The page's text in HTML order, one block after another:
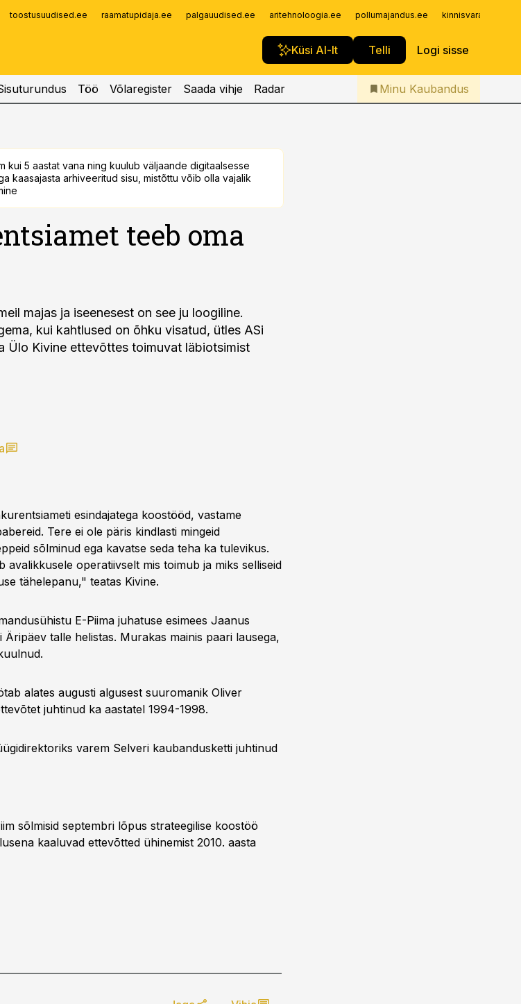
toostusuudised.ee raamatupidaja.ee palgauudised.ee aritehnoloogia.ee pollumajandus.ee
Küsi AI-lt Telli Logi sisse
Iseteenindus
Telli Kaubandus
Töö Võlaregister Saada vihje Radar Minu Kaubandus
kui 5 aastat vana ning kuulub väljaande digitaalsesse
kaasajasta arhiveeritud sisu, mistõttu võib olla vajalik
teeb oma
majas ja iseenesest on see ju loogiline.
kui kahtlused on õhku visatud, ütles ASi
Ülo Kivine ettevõttes toimuvat läbiotsimist
esindajatega koostööd, vastame
Tere ei ole päris kindlasti mingeid
sõlminud ega kavatse seda teha ka tulevikus.
avalikkusele operatiivselt mis toimub ja miks selliseid
tähelepanu," teatas Kivine.
E-Piima juhatuse esimees Jaanus
talle helistas. Murakas mainis paari lausega,
alates augusti algusest suuromanik Oliver
juhtinud ka aastatel 1994-1998.
varem Selveri kaubandusketti juhtinud
sõlmisid septembri lõpus strateegilise koostöö
kaaluvad ettevõtted ühinemist 2010. aasta